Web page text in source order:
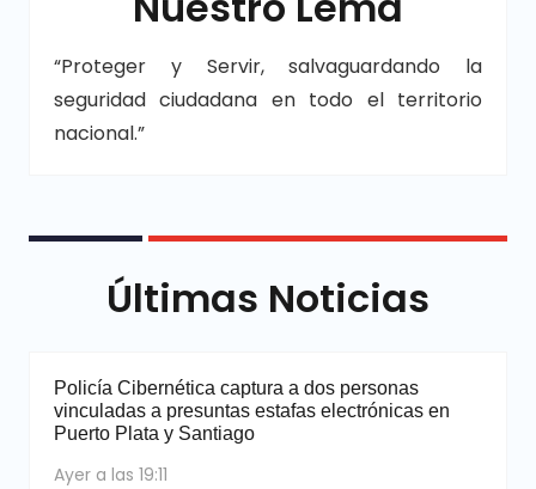
“Proteger y Servir, salvaguardando la
seguridad ciudadana en todo el territorio
nacional.”
Últimas Noticias
Policía Cibernética captura a dos personas
vinculadas a presuntas estafas electrónicas en
Puerto Plata y Santiago
Ayer a las 19:11